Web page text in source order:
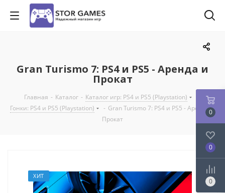
Gran Turismo 7: PS4 и PS5 - Аренда и
Прокат
Главная - Каталог - Каталог игр: PS4 и PS5 (Playstation)
Гонки: PS4 и PS5 (Playstation)
- Gran Turismo 7: PS4 и PS5 - Аренда и
Прокат
ХИТ
0
0
0